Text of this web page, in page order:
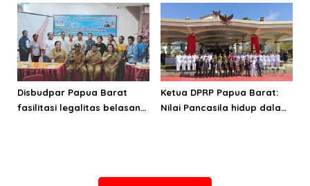
Bintuni
Disbudpar Papua Barat
fasilitasi legalitas belasan
Ketua DPRP Papua Barat:
Nilai Pancasila hidup dalam